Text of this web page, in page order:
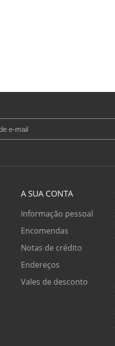
A SUA CONTA
Informação pessoal
Encomendas
Notas de crédito
Endereços
Vales de desconto